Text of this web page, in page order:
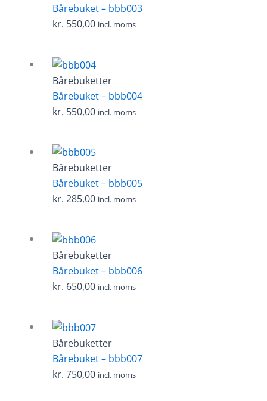
Bårebuket – bbb003
kr. 550,00 incl. moms
Bårebuketter
Bårebuket – bbb004
kr. 550,00 incl. moms
Bårebuketter
Bårebuket – bbb005
kr. 285,00 incl. moms
Bårebuketter
Bårebuket – bbb006
kr. 650,00 incl. moms
Bårebuketter
Bårebuket – bbb007
kr. 750,00 incl. moms